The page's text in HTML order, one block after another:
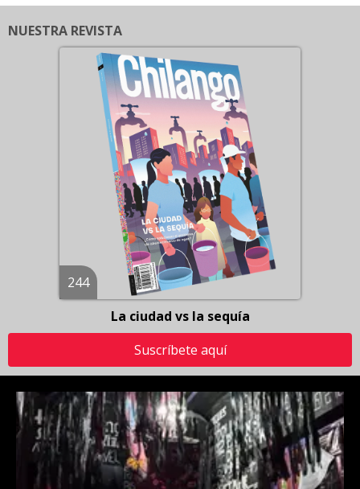
NUESTRA REVISTA
244
La ciudad vs la sequía
Suscríbete aquí